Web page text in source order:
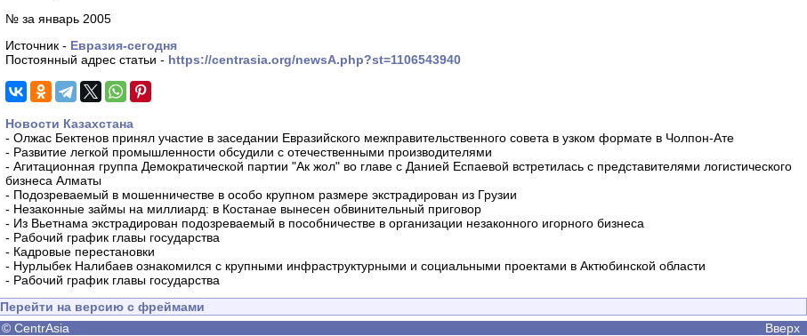
№ за январь 2005
Источник - Евразия-сегодня
Постоянный адрес статьи - https://centrasia.org/newsA.php?st=1106543940
Новости Казахстана
- Олжас Бектенов принял участие в заседании Евразийского межправительственного совета в узком формате в Чолпон-Ате
- Развитие легкой промышленности обсудили с отечественными производителями
- Агитационная группа Демократической партии "Ак жол" во главе с Данией Еспаевой встретилась с представителями логистического
бизнеса Алматы
- Подозреваемый в мошенничестве в особо крупном размере экстрадирован из Грузии
- Незаконные займы на миллиард: в Костанае вынесен обвинительный приговор
- Из Вьетнама экстрадирован подозреваемый в пособничестве в организации незаконного игорного бизнеса
- Рабочий график главы государства
- Кадровые перестановки
- Нурлыбек Налибаев ознакомился с крупными инфраструктурными и социальными проектами в Актюбинской области
- Рабочий график главы государства
Перейти на версию с фреймами
© CentrAsia Вверх